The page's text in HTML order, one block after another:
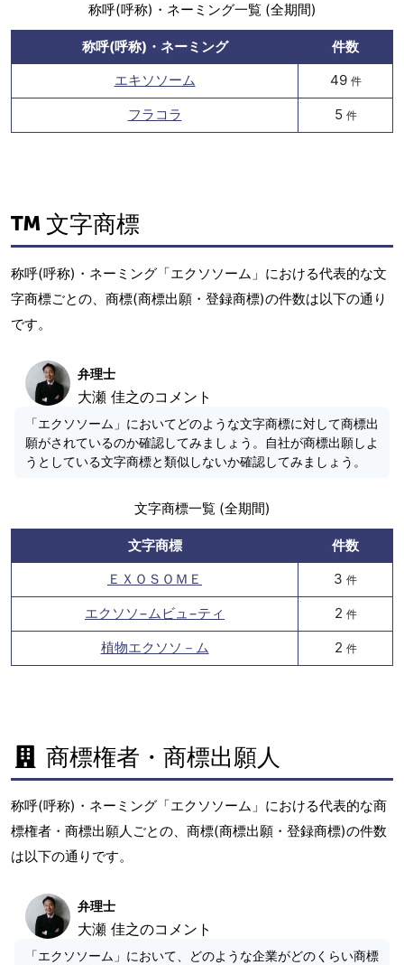
称呼(呼称)・ネーミング一覧 (全期間)
称呼(呼称)・ネーミング
件数
エキソソーム
49 件
フラコラ 5 件
文字商標
称呼(呼称)・ネーミング「エクソソーム」における代表的な文
字商標ごとの、商標(商標出願・登録商標)の件数は以下の通り
です。
弁理士
大瀬 佳之のコメント
「エクソソーム」においてどのような文字商標に対して商標出
願がされているのか確認してみましょう。自社が商標出願しよ
うとしている文字商標と類似しないか確認してみましょう。
文字商標一覧 (全期間)
文字商標
件数
ＥＸＯＳＯＭＥ
3 件
エクソソ−ムビュ−ティ 2 件
植物エクソソ－ム 2 件
商標権者・商標出願人
称呼(呼称)・ネーミング「エクソソーム」における代表的な商
標権者・商標出願人ごとの、商標(商標出願・登録商標)の件数
は以下の通りです。
弁理士
大瀬 佳之のコメント
「エクソソーム」において、どのような企業がどのくらい商標